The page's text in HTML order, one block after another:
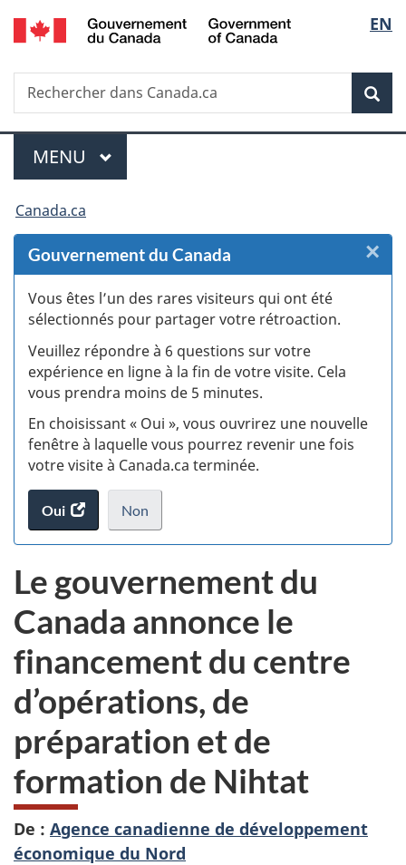
Passer
au
des
Passer
au
principal
Passer
à
Au
du
Passer
à
version
simplifiée
de
la
EN
Recherche
Rechercher
dans
Menu
MENU PRINCIPAL
Vous
êtes
ici :
Canada.ca
Gouvernement du Canada
Vous êtes l’un des rares visiteurs qui ont été
sélectionnés pour partager votre rétroaction.
Veuillez répondre à 6 questions sur votre
expérience en ligne à la fin de votre visite. Cela
vous prendra moins de 5 minutes.
En choisissant « Oui », vous ouvrirez une nouvelle
fenêtre à laquelle vous pourrez revenir une fois
votre visite à Canada.ca terminée.
Oui
accéder
au
Non
je
veux
pas
participer
au
sondage
du
site
web,
.
×
Le gouvernement du
Canada annonce le
financement du centre
d’opérations, de
préparation et de
formation de Nihtat
De : Agence canadienne de développement
économique du Nord